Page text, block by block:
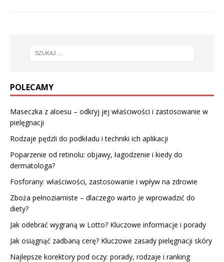
POLECAMY
Maseczka z aloesu – odkryj jej właściwości i zastosowanie w
pielęgnacji
Rodzaje pędzli do podkładu i techniki ich aplikacji
Poparzenie od retinolu: objawy, łagodzenie i kiedy do
dermatologa?
Fosforany: właściwości, zastosowanie i wpływ na zdrowie
Zboża pełnoziarniste – dlaczego warto je wprowadzić do
diety?
Jak odebrać wygraną w Lotto? Kluczowe informacje i porady
Jak osiągnąć zadbaną cerę? Kluczowe zasady pielęgnacji skóry
Najlepsze korektory pod oczy: porady, rodzaje i ranking